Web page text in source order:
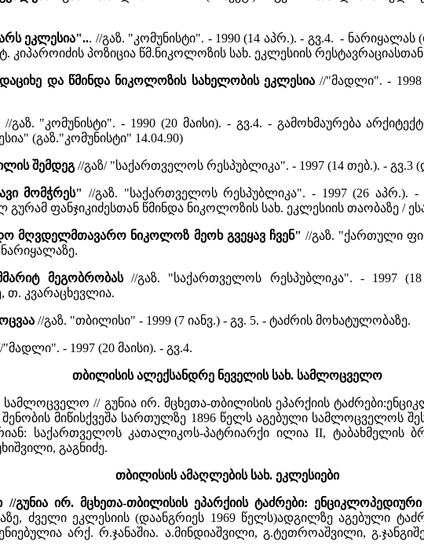
ეკლესია"... //გაზ. "კომუნისტი". - 1990 (14 აპრ.). - გვ.4. -
პოზიცია წმ.ნიკოლოზის სახ. ეკლესიის
და წმინდა ნიკოლოზის სახელობის ეკლესია//"მადლი". -
//გაზ. "კომუნისტი". - 1990 (20 მაისი). - გვ.4. - გამოხმაურება
(გაზ."კომუნისტი" 14.04.90)
შემდეგ//გაზ/ "საქართველოს რესპუბლიკა". - 1997 (14 თებ.). - გვ.3
მომჭრეს"//გაზ. "საქართველოს რესპუბლიკა". - 1997 (26 აპრ.). -
ფანჯიკიძესთან წმინდა ნიკოლოზის სახ. ეკლესიის თაობაზე /
მღვდელმთავარო ნიკოლოზ მეოხ გვეყავ ჩვენ" //გაზ. "ქართული
მეგობრობას//გაზ. "საქართველოს რესპუბლიკა". - 1997
თ. კვარაცხევლია.
//გაზ. "თბილისი" - 1999 (7 იანვ.) - გვ. 5. - ტაძრის მოხატულობაზე.
"მადლი". - 1997 (20 მაისი). - გვ.4.
თბილისის ალექსანდრე ნეველის სახ. სამლოცველო
// გუნია ირ. მცხეთა-თბილისის ეპარქიის
მიწისქვეშა სართულზე 1896 წელს აგებული სამლოცველოს
საქართველოს კათალიკოს-პატრიარქი ილია II, ტაბახმელის
გაგნიძე.
თბილისის ამაღლების სახ. ეკლესიები
გუნია ირ. მცხეთა-თბილისის ეპარქიის ტაძრები:
ძველი ეკლესიის (დაანგრიეს 1969 წელს)ადგილზე აგებული
არქ. რ.ჯანაშია. ა.მინდიაშვილი, გ.ტეთროაშვილი,